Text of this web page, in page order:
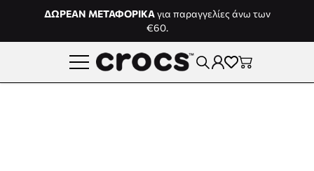
Μετάβαση στο περιεχόμενο
ΔΩΡΕΑΝ ΜΕΤΑΦΟΡΙΚΑγια παραγγελίες άνω των
€60.